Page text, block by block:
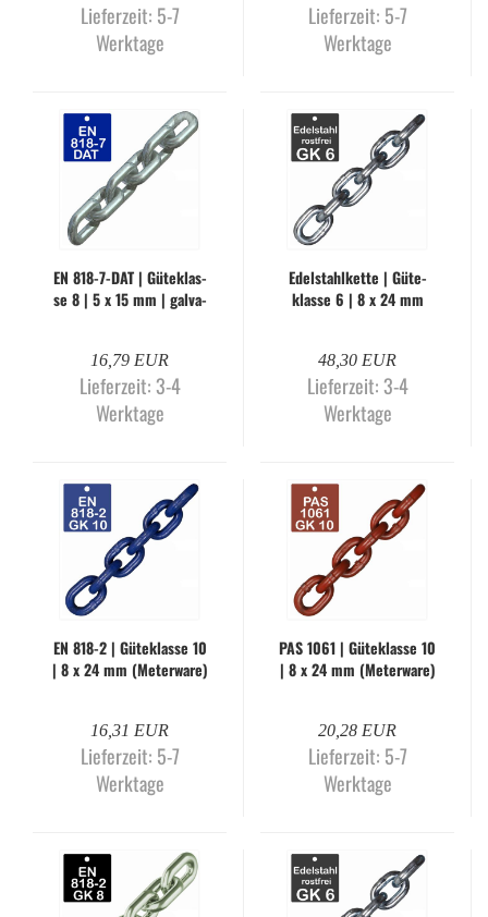
Lieferzeit: 5-7
Werktage
Lieferzeit: 5-7
Werktage
EN 818-​7-DAT | Gü­te­klas­
se 8 | 5 x 15 mm | gal­va­
16,79 EUR
Lieferzeit:3-4
Werktage
Edel­stahl­ket­te | Gü­te­
klas­se 6 | 8 x 24 mm
48,30 EUR
Lieferzeit:3-4
Werktage
EN 818-2 | Gü­te­klas­se 10
| 8 x 24 mm (Me­ter­wa­re)
16,31 EUR
Lieferzeit: 5-7
Werktage
PAS 1061 | Gü­te­klas­se 10
| 8 x 24 mm (Me­ter­wa­re)
20,28 EUR
Lieferzeit: 5-7
Werktage